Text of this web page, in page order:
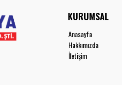
KURUMSAL
Anasayfa
Hakkımızda
İletişim